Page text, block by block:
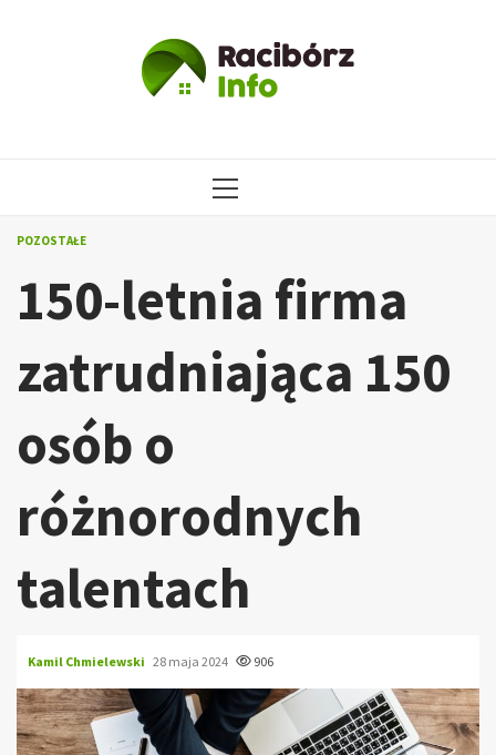
MENU
POZOSTAŁE
150-letnia firma
zatrudniająca 150
osób o
różnorodnych
talentach
Kamil Chmielewski 28 maja 2024 906